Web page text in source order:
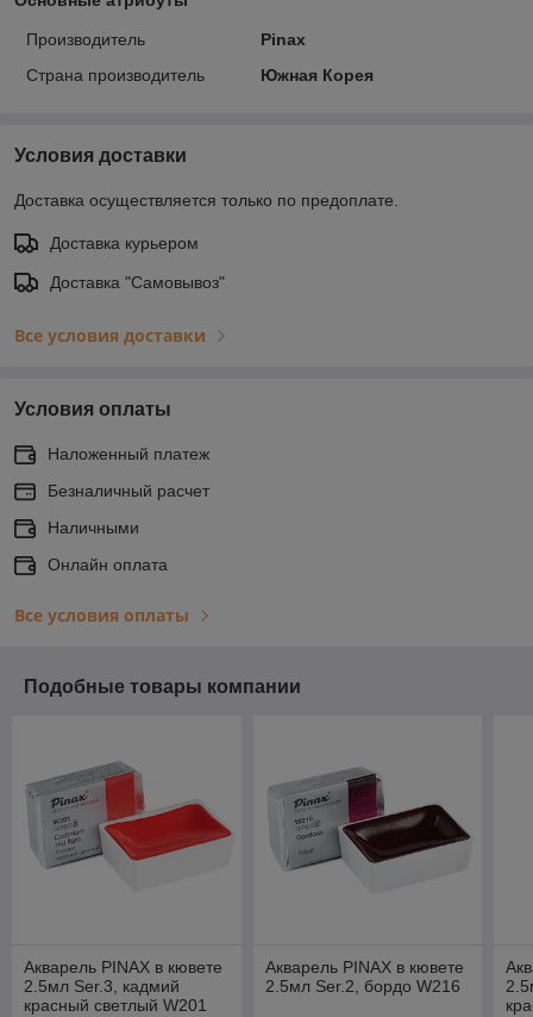
Производитель
Pinax
Страна производитель
Южная Корея
Условия доставки
Доставка осуществляется только по предоплате.
Доставка курьером
Доставка "Самовывоз"
Все условия доставки
Условия оплаты
Наложенный платеж
Безналичный расчет
Наличными
Онлайн оплата
Все условия оплаты
Подобные товары компании
Акварель PINAX в кювете
2.5мл Ser.3, кадмий
красный светлый W201
Акварель PINAX в кювете
2.5мл Ser.2, бордо W216